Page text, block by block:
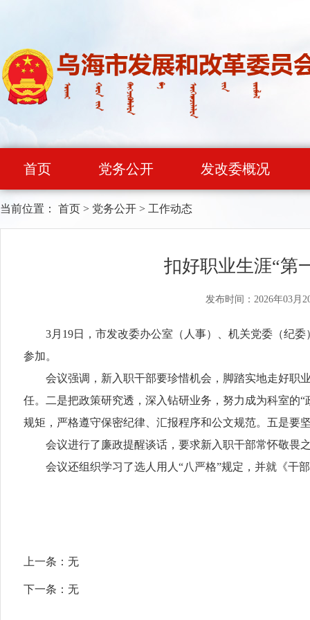
首页 党务公开 发改委概况
当前位置： 首页 > 党务公开 > 工作动态
扣好职业生涯“
发布时间：2026年03月
3月19日，市发改委办公室（人事）、机关党委（纪委
参加。
会议强调，新入职干部要珍惜机会，脚踏实地走好职业
任。二是把政策研究透，深入钻研业务，努力成为科室的
规矩，严格遵守保密纪律、汇报程序和公文规范。五是要
会议进行了廉政提醒谈话，要求新入职干部常怀敬畏之
会议还组织学习了选人用人“八严格”规定，并就《干部
上一条： 无
下一条： 无